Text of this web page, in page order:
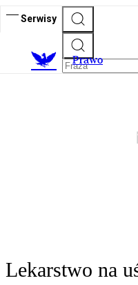
Serwisy
Prawo
Lekarstwo na